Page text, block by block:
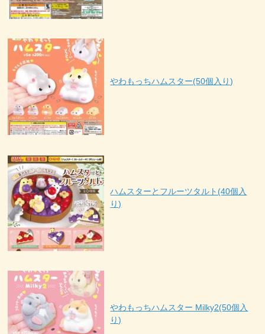
やわもっちハムスター(50個入り)
ハムスターとフルーツタルト(40個入
り)
やわもっちハムスター Milky2(50個入
り)